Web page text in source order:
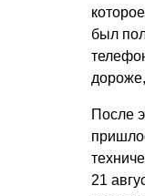
был
После
21